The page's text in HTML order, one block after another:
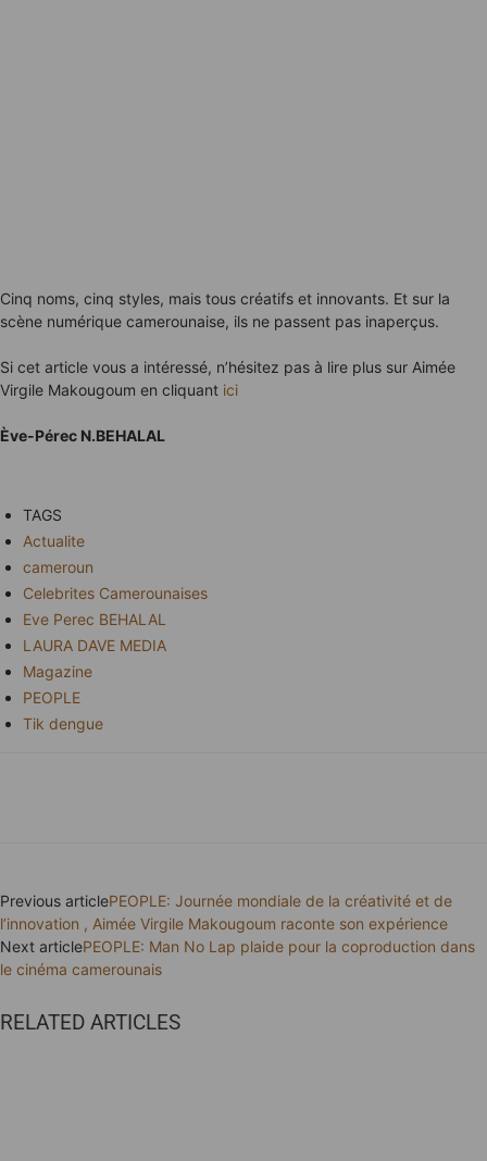
Cinq noms, cinq styles, mais tous créatifs et innovants. Et sur la
scène numérique camerounaise, ils ne passent pas inaperçus.
Si cet article vous a intéressé, n’hésitez pas à lire plus sur Aimée
Virgile Makougoum en cliquant ici
Ève-Pérec N.BEHALAL
TAGS
Actualite
cameroun
Celebrites Camerounaises
Eve Perec BEHALAL
LAURA DAVE MEDIA
Magazine
PEOPLE
Tik dengue
Previous articlePEOPLE: Journée mondiale de la créativité et de
l’innovation , Aimée Virgile Makougoum raconte son expérience
Next articlePEOPLE: Man No Lap plaide pour la coproduction dans
le cinéma camerounais
RELATED ARTICLES